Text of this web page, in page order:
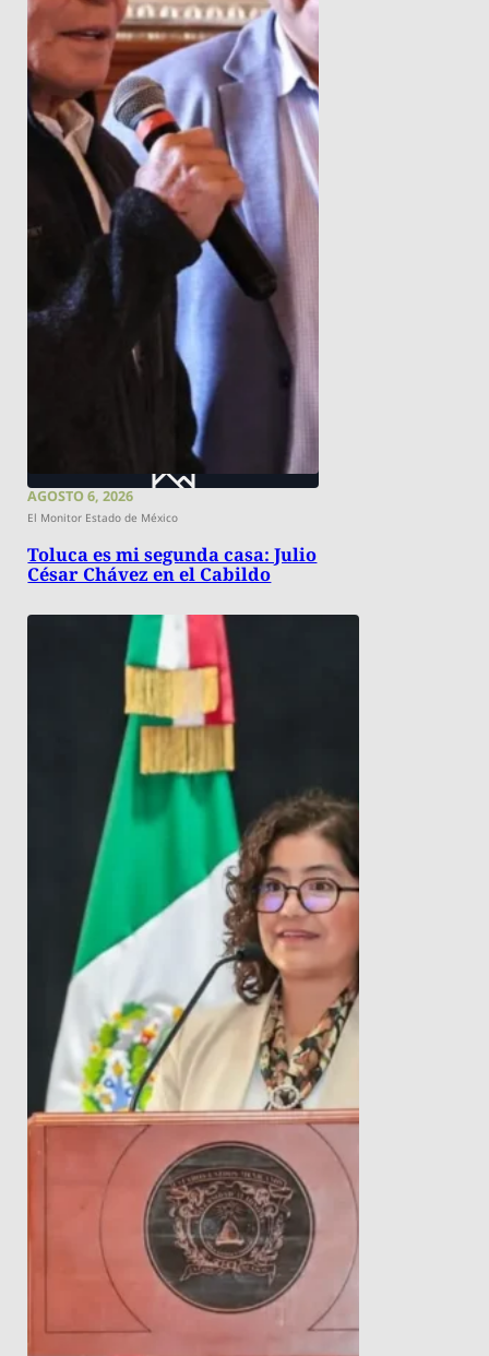
AGOSTO 6, 2026
El Monitor Estado de México
Toluca es mi segunda casa: Julio
César Chávez en el Cabildo